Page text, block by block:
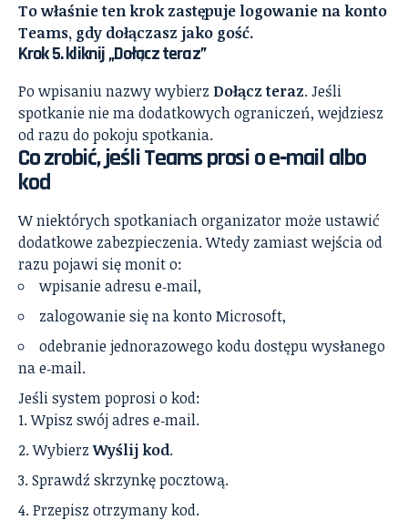
To właśnie ten krok zastępuje logowanie na konto
Teams, gdy dołączasz jako gość.
Krok 5. kliknij „Dołącz teraz”
Po wpisaniu nazwy wybierz Dołącz teraz. Jeśli
spotkanie nie ma dodatkowych ograniczeń, wejdziesz
od razu do pokoju spotkania.
Co zrobić, jeśli Teams prosi o e‑mail albo
kod
W niektórych spotkaniach organizator może ustawić
dodatkowe zabezpieczenia. Wtedy zamiast wejścia od
razu pojawi się monit o:
wpisanie adresu e‑mail,
zalogowanie się na konto Microsoft,
odebranie jednorazowego kodu dostępu wysłanego
na e‑mail.
Jeśli system poprosi o kod:
Wpisz swój adres e‑mail.
WybierzWyślij kod.
Sprawdź skrzynkę pocztową.
Przepisz otrzymany kod.